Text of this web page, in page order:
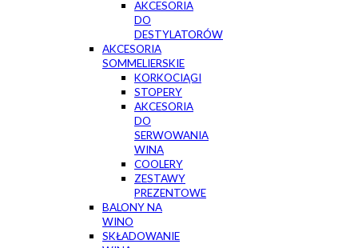
AKCESORIA
DO
DESTYLATORÓW
AKCESORIA
SOMMELIERSKIE
KORKOCIĄGI
STOPERY
AKCESORIA
DO
SERWOWANIA
WINA
COOLERY
ZESTAWY
PREZENTOWE
BALONY NA
WINO
SKŁADOWANIE